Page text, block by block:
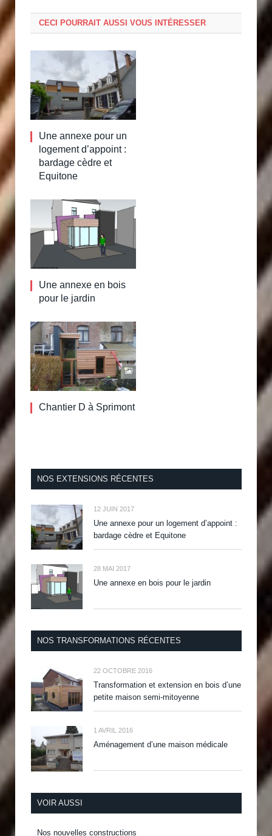
CECI POURRAIT AUSSI VOUS INTÉRESSER
Une annexe pour un
logement d’appoint :
bardage cèdre et
Equitone
Une annexe en bois
pour le jardin
Chantier D à Sprimont
NOS EXTENSIONS RÉCENTES
12 JUIN 2017
Une annexe pour un logement d’appoint :
bardage cèdre et Equitone
28 MAI 2017
Une annexe en bois pour le jardin
NOS TRANSFORMATIONS RÉCENTES
22 OCTOBRE 2016
Transformation et extension en bois d’une
petite maison semi-mitoyenne
1 AVRIL 2016
Aménagement d’une maison médicale
VOIR AUSSI
Nos nouvelles constructions